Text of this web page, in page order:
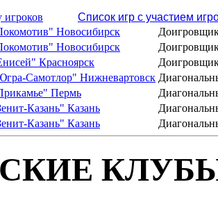
игроков
Список игр с участием
Новосибирск
Новосибирск
Красноярск
Самотлор" Нижневартовск
Пермь
Казань" Казань
Казань" Казань